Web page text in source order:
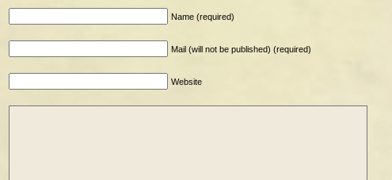
Name (required)
Mail (will not be published) (required)
Website